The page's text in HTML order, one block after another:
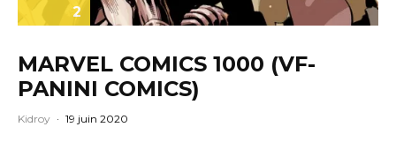
2
MARVEL COMICS 1000 (VF-
PANINI COMICS)
Kidroy · 19 juin 2020